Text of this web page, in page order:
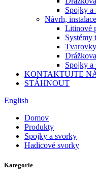
Spojky a
Návrh,
Litinové
Systémy
Spojky a
KONTAKTUJTE
STÁHNOUT
English
Domov
Produkty
Spojky a svorky
Hadicové svorky
Kategorie